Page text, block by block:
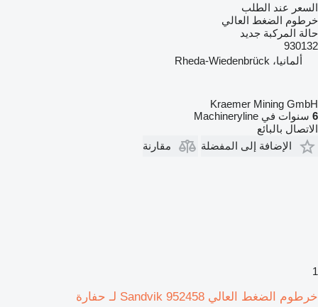
السعر عند الطلب
خرطوم الضغط العالي
حالة المركبة جديد
930132
ألمانيا، Rheda-Wiedenbrück
Kraemer Mining GmbH
6 سنوات في Machineryline
الاتصال بالبائع
الإضافة إلى المفضلة
مقارنة
1
خرطوم الضغط العالي Sandvik 952458 لـ حفارة